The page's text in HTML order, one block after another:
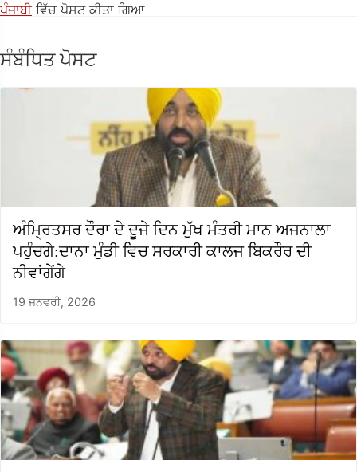
ਪੰਜਾਬੀਵਿੱਚ ਪੋਸਟ ਕੀਤਾ ਗਿਆ
ਸੰਬੰਧਿਤ ਪੋਸਟ
ਅੰਮ੍ਰਿਤਸਰ ਦੌਰਾ ਦੇ ਦੂਜੇ ਦਿਨ ਮੁੱਖ ਮੰਤਰੀ ਮਾਨ ਅਜਨਾਲਾ
ਪਹੁੰਚਗੇ:ਦਾਨਾ ਮੁੰਡੀ ਵਿਚ ਸਰਕਾਰੀ ਕਾਲਜ ਬਿਕਰੌਰ ਦੀ
ਨੀਵਾਂਗੇਂਗੇ
19 ਜਨਵਰੀ, 2026